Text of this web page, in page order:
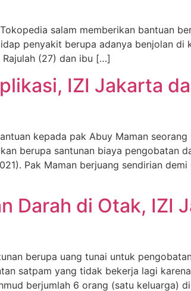
salam memberikan bantuan
penyakit berupa adanya benjolan di
(27) dan ibu […]
IZI Jakarta
kepada pak Abuy Maman
berupa santunan biaya pengobatan
Pak Maman berjuang sendirian
Darah di Otak, IZI
berupa uang tunai untuk
satpam yang tidak bekerja lagi
berjumlah 6 orang (satu keluarga)